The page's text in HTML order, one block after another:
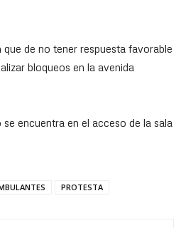
de no tener respuesta favorable
bloqueos en la avenida
encuentra en el acceso de la sala
PROTESTA